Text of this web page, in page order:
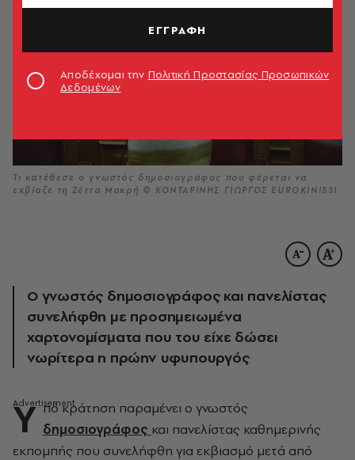
Τι κατέθεσε ο γνωστός δημοσιογράφος που φέρεται να
εκβίαζε τη Ζέττα Μακρή © ΚΟΝΤΑΡΙΝΗΣ ΓΙΩΡΓΟΣ EUROKINISSI
Ο γνωστός δημοσιογράφος και πανελίστας
συνελήφθη με προσημειωμένα
χαρτονομίσματα που του είχε δώσει
νωρίτερα η πρώην υφυπουργός
Υ πό κράτηση παραμένει ο γνωστός
δημοσιογράφος και πανελίστας καθημερινής
εκπομπής που συνελήφθη για εκβιασμό μετά από
ΕΓΓΡΑΦΗ
Αποδέχομαι την Πολιτική Προστασίας Προσωπικών
Δεδομένων